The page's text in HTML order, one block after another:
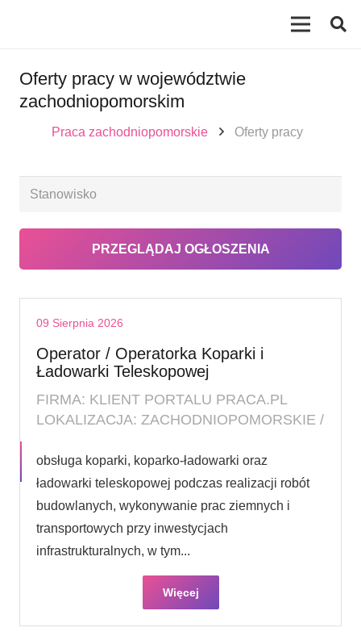
Oferty pracy w województwie
zachodniopomorskim
Praca zachodniopomorskie Oferty pracy
09 Sierpnia 2026
Operator / Operatorka Koparki i
Ładowarki Teleskopowej
FIRMA: KLIENT PORTALU PRACA.PL
LOKALIZACJA: ZACHODNIOPOMORSKIE /
obsługa koparki, koparko-ładowarki oraz
ładowarki teleskopowej podczas realizacji robót
budowlanych, wykonywanie prac ziemnych i
transportowych przy inwestycjach
infrastrukturalnych, w tym...
Więcej